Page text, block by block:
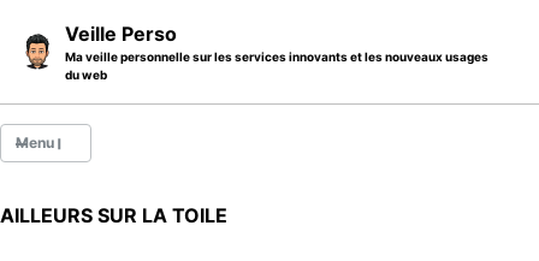
Veille Perso
Ma veille personnelle sur les services innovants et les nouveaux usages
du web
Menu
AILLEURS SUR LA TOILE